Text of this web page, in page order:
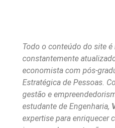
Todo o conteúdo do site
constantemente
economista com pós-
Estratégica de Pessoas.
gestão e
estudante de Engenharia,
expertise para enriquecer